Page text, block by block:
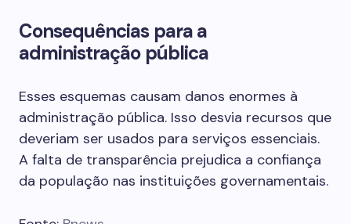
Consequências para a
administração pública
Esses esquemas causam danos enormes à
administração pública. Isso desvia recursos que
deveriam ser usados para serviços essenciais.
A falta de transparência prejudica a confiança
da população nas instituições governamentais.